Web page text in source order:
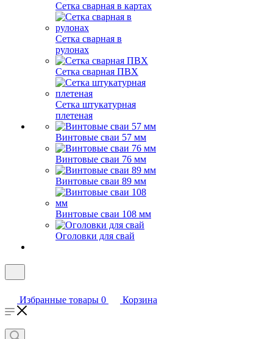
Сетка сварная в картах
Сетка сварная в
рулонах
Сетка сварная ПВХ
Сетка штукатурная
плетеная
Винтовые сваи 57 мм
Винтовые сваи 76 мм
Винтовые сваи 89 мм
Винтовые сваи 108 мм
Оголовки для свай
Избранные товары 0 Корзина